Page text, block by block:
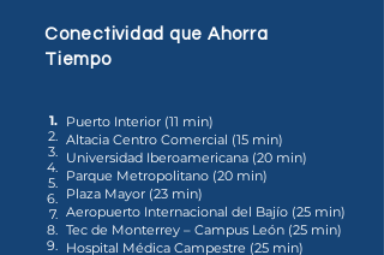
Conectividad que Ahorra
Tiempo
1.
2.
3.
4.
5.
6.
7.
8.
9.
Puerto Interior (11 min)
Altacia Centro Comercial (15 min)
Universidad Iberoamericana (20 min)
Parque Metropolitano (20 min)
Plaza Mayor (23 min)
Aeropuerto Internacional del Bajío (25 min)
Tec de Monterrey – Campus León (25 min)
Hospital Médica Campestre (25 min)